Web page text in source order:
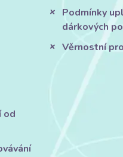
od
Podmínky
dárkových
Věrnostní